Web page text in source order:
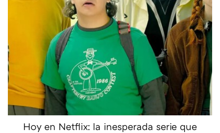
Hoy en Netflix: la inesperada serie que